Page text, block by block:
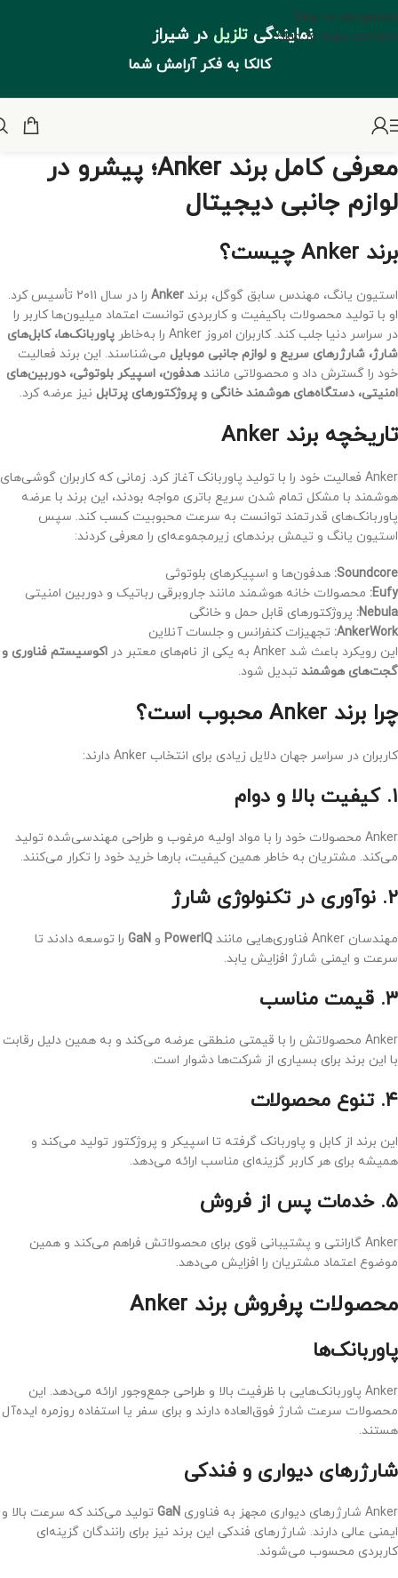
Skip to navigation
Skip to main content
نمایندگی تلزیل در شیراز
کالکا به فکر آرامش شما
معرفی کامل برند Anker؛ پیشرو در
لوازم جانبی دیجیتال
برند Anker چیست؟
استیون یانگ، مهندس سابق گوگل، برند Anker
را در سال ۲۰۱۱ تأسیس کرد.
او با تولید محصولات باکیفیت و کاربردی توانست اعتماد میلیون‌ها کاربر را
در سراسر دنیا جلب کند. کاربران امروز Anker را به‌خاطر
پاوربانک‌ها، کابل‌های
شارژ، شارژرهای سریع و لوازم جانبی موبایل می‌شناسند. این برند فعالیت
خود را گسترش داد و محصولاتی مانندهدفون، اسپیکر بلوتوثی، دوربین‌های
امنیتی، دستگاه‌های هوشمند خانگی و پروژکتورهای پرتابل نیز عرضه کرد.
تاریخچه برند Anker
Anker فعالیت خود را با تولید پاوربانک آغاز کرد. زمانی که کاربران گوشی‌های
هوشمند با مشکل تمام شدن سریع باتری مواجه بودند، این برند با عرضه
پاوربانک‌های قدرتمند توانست به سرعت محبوبیت کسب کند. سپس
استیون یانگ و تیمش برندهای زیرمجموعه‌ای را معرفی کردند:
Soundcore: هدفون‌ها و اسپیکرهای بلوتوثی
Eufy: محصولات خانه هوشمند مانند جاروبرقی رباتیک و دوربین امنیتی
Nebula: پروژکتورهای قابل حمل و خانگی
AnkerWork: تجهیزات کنفرانس و جلسات آنلاین
این رویکرد باعث شد Anker به یکی از نام‌های معتبر در
اکوسیستم فناوری و
گجت‌های هوشمند تبدیل شود.
چرا برند Anker محبوب است؟
کاربران در سراسر جهان دلایل زیادی برای انتخاب Anker دارند:
۱. کیفیت بالا و دوام
Anker محصولات خود را با مواد اولیه مرغوب و طراحی مهندسی‌شده تولید
می‌کند. مشتریان به خاطر همین کیفیت، بارها خرید خود را تکرار می‌کنند.
۲. نوآوری در تکنولوژی شارژ
مهندسان Anker فناوری‌هایی مانند PowerIQ و GaN را توسعه دادند تا
سرعت و ایمنی شارژ افزایش یابد.
۳. قیمت مناسب
Anker محصولاتش را با قیمتی منطقی عرضه می‌کند و به همین دلیل رقابت
با این برند برای بسیاری از شرکت‌ها دشوار است.
۴. تنوع محصولات
این برند از کابل و پاوربانک گرفته تا اسپیکر و پروژکتور تولید می‌کند و
همیشه برای هر کاربر گزینه‌ای مناسب ارائه می‌دهد.
۵. خدمات پس از فروش
Anker گارانتی و پشتیبانی قوی برای محصولاتش فراهم می‌کند و همین
موضوع اعتماد مشتریان را افزایش می‌دهد.
محصولات پرفروش برند Anker
پاوربانک‌ها
Anker پاوربانک‌هایی با ظرفیت بالا و طراحی جمع‌وجور ارائه می‌دهد. این
محصولات سرعت شارژ فوق‌العاده دارند و برای سفر یا استفاده روزمره ایده‌آل
هستند.
شارژرهای دیواری و فندکی
Anker شارژرهای دیواری مجهز به فناوری GaN تولید می‌کند که سرعت بالا و
ایمنی عالی دارند. شارژرهای فندکی این برند نیز برای رانندگان گزینه‌ای
کاربردی محسوب می‌شوند.